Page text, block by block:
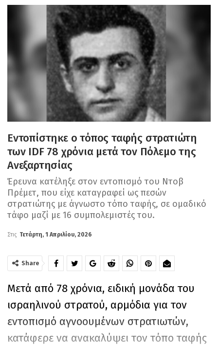
Εντοπίστηκε ο τόπος ταφής στρατιώτη
των IDF 78 χρόνια μετά τον Πόλεμο της
Ανεξαρτησίας
Έρευνα κατέληξε στον εντοπισμό του Ντοβ
Πρέμετ, που είχε καταγραφεί ως πεσών
στρατιώτης με άγνωστο τόπο ταφής, σε ομαδικό
τάφο μαζί με 16 συμπολεμιστές του.
Στις Τετάρτη, 1 Απριλίου, 2026
Share
Μετά από 78 χρόνια, ειδική μονάδα του
ισραηλινού στρατού, αρμόδια για τον
εντοπισμό αγνοουμένων στρατιωτών,
κατάφερε να ανακαλύψει τον τόπο ταφής